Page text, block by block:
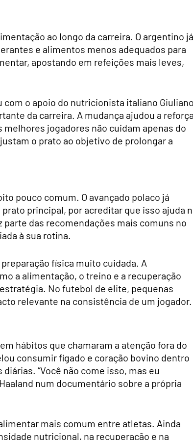
ao longo da carreira. O argentino já
e alimentos menos adequados para
apostando em refeições mais leves,
com o apoio do nutricionista italiano Giuliano
da carreira. A mudança ajudou a
jogadores não cuidam apenas do
o prato ao objetivo de prolongar a
pouco comum. O avançado polaco já
principal, por acreditar que isso ajuda
das recomendações mais comuns no
à sua rotina.
física muito cuidada. A
a alimentação, o treino e a recuperação
No futebol de elite, pequenas
relevante na consistência de um jogador.
hábitos que chamaram a atenção fora do
consumir fígado e coração bovino dentro
“Você não come isso, mas eu
num documentário sobre a própria
mais comum entre atletas. Ainda
nutricional, na recuperação e na